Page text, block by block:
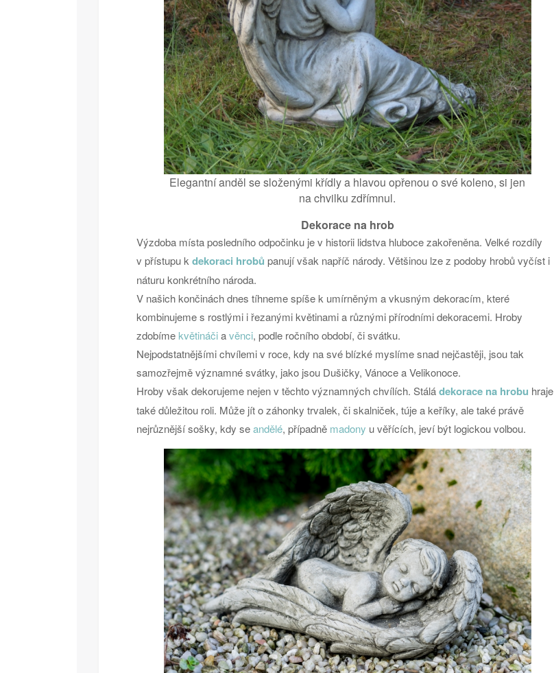
Elegantní anděl se složenými křídly a hlavou opřenou o své koleno, si jen
na chvilku zdřímnul.
Dekorace na hrob
Výzdoba místa posledního odpočinku je v historii lidstva hluboce zakořeněna. Velké rozdíly
v přístupu kdekoraci hrobů panují však napříč národy. Většinou lze z podoby hrobů vyčíst i
náturu konkrétního národa.
V našich končinách dnes tíhneme spíše k umírněným a vkusným dekoracím, které
kombinujeme s rostlými i řezanými květinami a různými přírodními dekoracemi. Hroby
zdobíme květináčiavěnci, podle ročního období, či svátku.
Nejpodstatnějšími chvílemi v roce, kdy na své blízké myslíme snad nejčastěji, jsou tak
samozřejmě významné svátky, jako jsou Dušičky, Vánoce a Velikonoce.
Hroby však dekorujeme nejen v těchto významných chvílích. Stáládekorace na hrobu hraje
také důležitou roli. Může jít o záhonky trvalek, či skalniček, túje a keříky, ale také právě
nejrůznější sošky, kdy seandělé, případně madony u věřících, jeví být logickou volbou.